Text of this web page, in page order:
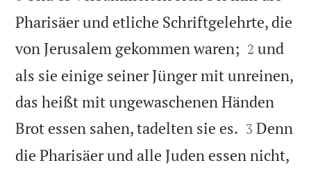
Pharisäer und etliche Schriftgelehrte, die
von Jerusalem gekommen waren; 

2 und
als sie einige seiner Jünger mit unreinen,
das heißt mit ungewaschenen Händen
Brot essen sahen, tadelten sie es. 

3 Denn
die Pharisäer und alle Juden essen nicht,